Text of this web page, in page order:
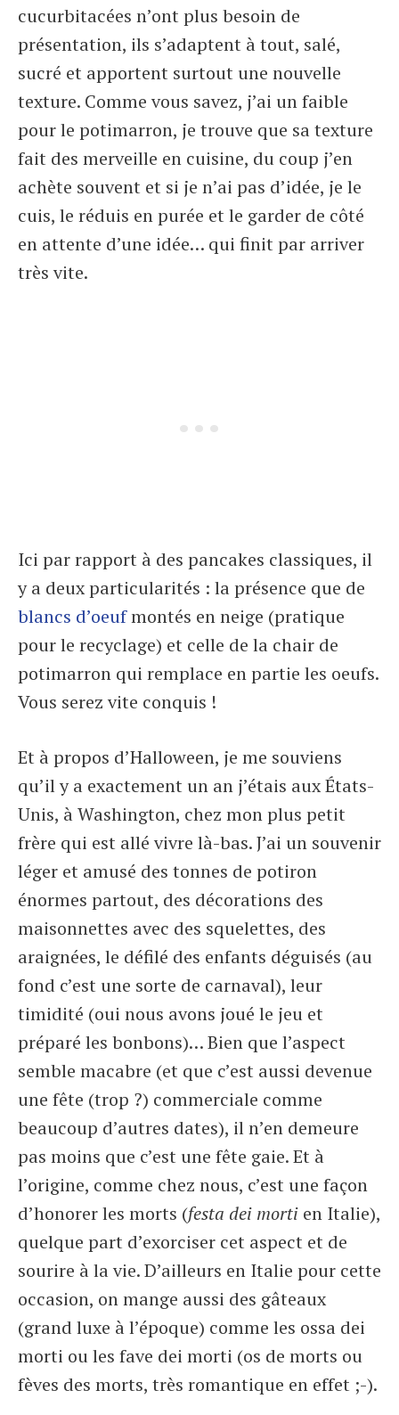
cucurbitacées n’ont plus besoin de
présentation, ils s’adaptent à tout, salé,
sucré et apportent surtout une nouvelle
texture. Comme vous savez, j’ai un faible
pour le potimarron, je trouve que sa texture
fait des merveille en cuisine, du coup j’en
achète souvent et si je n’ai pas d’idée, je le
cuis, le réduis en purée et le garder de côté
en attente d’une idée… qui finit par arriver
très vite.
Ici par rapport à des pancakes classiques, il
y a deux particularités : la présence que de
blancs d’oeufmontés en neige (pratique
pour le recyclage) et celle de la chair de
potimarron qui remplace en partie les oeufs.
Vous serez vite conquis !
Et à propos d’Halloween, je me souviens
qu’il y a exactement un an j’étais aux États-
Unis, à Washington, chez mon plus petit
frère qui est allé vivre là-bas. J’ai un souvenir
léger et amusé des tonnes de potiron
énormes partout, des décorations des
maisonnettes avec des squelettes, des
araignées, le défilé des enfants déguisés (au
fond c’est une sorte de carnaval), leur
timidité (oui nous avons joué le jeu et
préparé les bonbons)… Bien que l’aspect
semble macabre (et que c’est aussi devenue
une fête (trop ?) commerciale comme
beaucoup d’autres dates), il n’en demeure
pas moins que c’est une fête gaie. Et à
l’origine, comme chez nous, c’est une façon
d’honorer les morts (festa dei morti en Italie),
quelque part d’exorciser cet aspect et de
sourire à la vie. D’ailleurs en Italie pour cette
occasion, on mange aussi des gâteaux
(grand luxe à l’époque) comme les ossa dei
morti ou les fave dei morti (os de morts ou
fèves des morts, très romantique en effet ;-).